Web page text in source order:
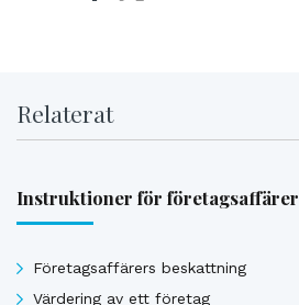
Relaterat
Instruktioner för företagsaffärer
Företagsaffärers beskattning
Värdering av ett företag